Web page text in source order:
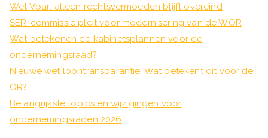
Wet Vbar: alleen rechtsvermoeden blijft overeind
SER-commissie pleit voor modernisering van de WOR
Wat betekenen de kabinetsplannen voor de
ondernemingsraad?
Nieuwe wet loontransparantie: Wat betekent dit voor de
OR?
Belangrijkste topics en wijzigingen voor
ondernemingsraden 2026